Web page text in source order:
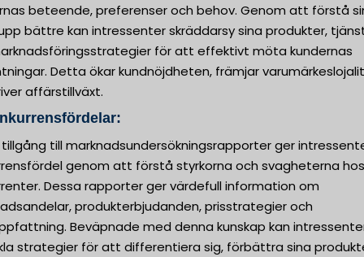
beteende, preferenser och behov. Genom att förstå
bättre kan intressenter skräddarsy sina produkter,
för att effektivt möta kundernas
Detta ökar kundnöjdheten, främjar
affärstillväxt.
till marknadsundersökningsrapporter ger
genom att förstå styrkorna och svagheterna
Dessa rapporter ger värdefull information om
produkterbjudanden, prisstrategier och
Beväpnade med denna kunskap kan
strategier för att differentiera sig, förbättra sina